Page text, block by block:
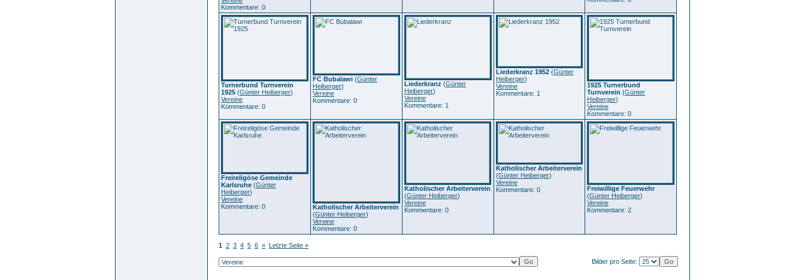
Kommentare: 0
Turnerbund Turnverein
1925 (Günter Heiberger)
Vereine
Kommentare: 0
FC Bubalawi (Günter
Heiberger)
Vereine
Kommentare: 0
Liederkranz (Günter
Heiberger)
Vereine
Kommentare: 1
Liederkranz 1952 (Günter
Heiberger)
Vereine
Kommentare: 1
1925 Turnerbund
Turnverein (Günter
Heiberger)
Vereine
Kommentare: 0
Freireligöse Gemeinde
Karlsruhe (Günter
Heiberger)
Vereine
Kommentare: 0
Katholischer Arbeiterverein
(Günter Heiberger)
Vereine
Kommentare: 0
Katholischer Arbeiterverein
(Günter Heiberger)
Vereine
Kommentare: 0
Katholischer Arbeiterverein
(Günter Heiberger)
Vereine
Kommentare: 0
Freiwillige Feuerwehr
(Günter Heiberger)
Vereine
Kommentare: 2
1 2 3 4 5 6 » Letzte Seite »
Bilder pro Seite: